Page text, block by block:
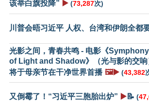
该举白旗投降” ▶️ (73,287次)
川普会晤习近平 人权、台湾和伊朗全都
光影之间，青春共鸣 - 电影《Symphony
of Light and Shadow》（光与影的交响
将于母亲节在干净世界首播 🖼️▶️ (43,382
又倒霉了！“习近平三胞胎出炉” ▶️📝 (